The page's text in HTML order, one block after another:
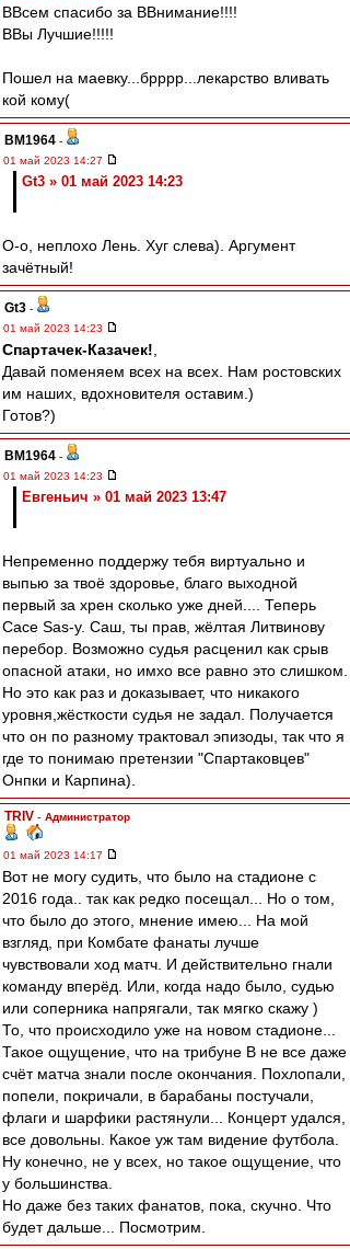
ВВсем спасибо за ВВнимание!!!!
ВВы Лучшие!!!!!
Пошел на маевку...брррр...лекарство вливать
кой кому(
BM1964 -
01 май 2023 14:27
Gt3 » 01 май 2023 14:23
О-о, неплохо Лень. Хуг слева). Аргумент
зачётный!
Gt3 -
01 май 2023 14:23
Спартачек-Казачек!
Давай поменяем всех на всех. Нам ростовских
им наших, вдохновителя оставим.)
Готов?)
BM1964 -
01 май 2023 14:23
Евгеньич » 01 май 2023 13:47
Непременно поддержу тебя виртуально и
выпью за твоё здоровье, благо выходной
первый за хрен сколько уже дней.... Теперь
Сасе Sas-у. Саш, ты прав, жёлтая Литвинову
перебор. Возможно судья расценил как срыв
опасной атаки, но имхо все равно это слишком.
Но это как раз и доказывает, что никакого
уровня,жёсткости судья не задал. Получается
что он по разному трактовал эпизоды, так что я
где то понимаю претензии "Спартаковцев"
Онпки и Карпина).
TRIV - Администратор
01 май 2023 14:17
Вот не могу судить, что было на стадионе с
2016 года.. так как редко посещал... Но о том,
что было до этого, мнение имею... На мой
взгляд, при Комбате фанаты лучше
чувствовали ход матч. И действительно гнали
команду вперёд. Или, когда надо было, судью
или соперника напрягали, так мягко скажу )
То, что происходило уже на новом стадионе...
Такое ощущение, что на трибуне В не все даже
счёт матча знали после окончания. Похлопали,
попели, покричали, в барабаны постучали,
флаги и шарфики растянули... Концерт удался,
все довольны. Какое уж там видение футбола.
Ну конечно, не у всех, но такое ощущение, что
у большинства.
Но даже без таких фанатов, пока, скучно. Что
будет дальше... Посмотрим.